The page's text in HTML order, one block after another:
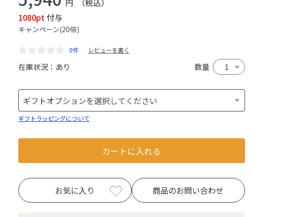
円
（税込）
1080pt付与
キャンペーン(20倍)
0件 レビューを書く
在庫状況： あり 数量
ギフトラッピングについて
カートに入れる
お気に入り 商品のお問い合わせ